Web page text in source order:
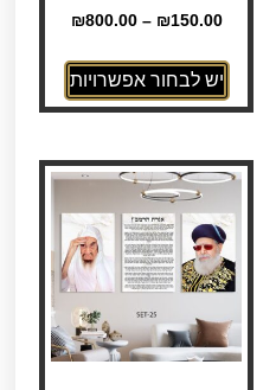
₪150.00
–
₪800.00
יש לבחור אפשרויות